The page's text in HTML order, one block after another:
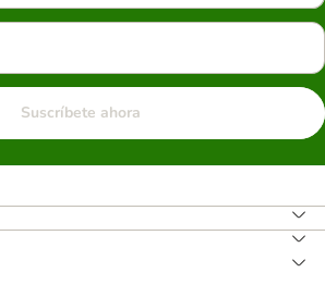
Suscríbete ahora